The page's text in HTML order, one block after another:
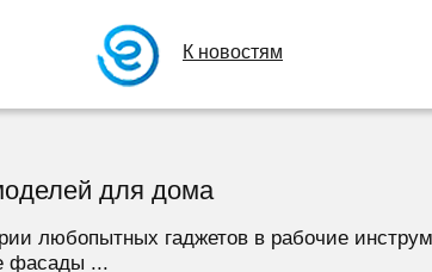
К новостям
для дома
любопытных гаджетов в рабочие
фасады ...